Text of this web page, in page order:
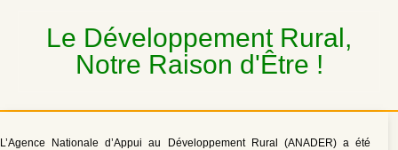
Le Développement Rural,
Notre Raison d'Être !
L’Agence Nationale d’Appui au Développement Rural (ANADER) a été